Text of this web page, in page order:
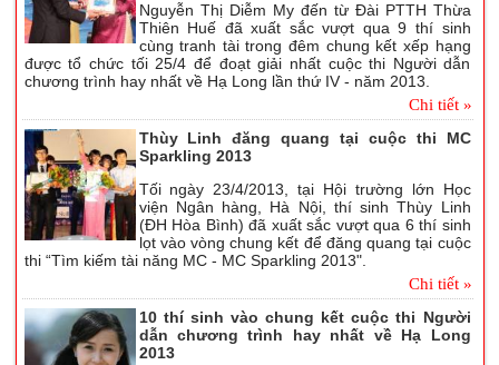
Nguyễn Thị Diễm My đến từ Đài PTTH Thừa
Thiên Huế đã xuất sắc vượt qua 9 thí sinh
cùng tranh tài trong đêm chung kết xếp hạng
được tổ chức tối 25/4 để đoạt giải nhất cuộc thi Người dẫn
chương trình hay nhất về Hạ Long lần thứ IV - năm 2013.
Chi tiết »
Thùy Linh đăng quang tại cuộc thi MC
Sparkling 2013
Tối ngày 23/4/2013, tại Hội trường lớn Học
viện Ngân hàng, Hà Nội, thí sinh Thùy Linh
(ĐH Hòa Bình) đã xuất sắc vượt qua 6 thí sinh
lọt vào vòng chung kết để đăng quang tại cuộc
thi “Tìm kiếm tài năng MC - MC Sparkling 2013".
Chi tiết »
​10 thí sinh vào chung kết cuộc thi Người
dẫn chương trình hay nhất về Hạ Long
2013